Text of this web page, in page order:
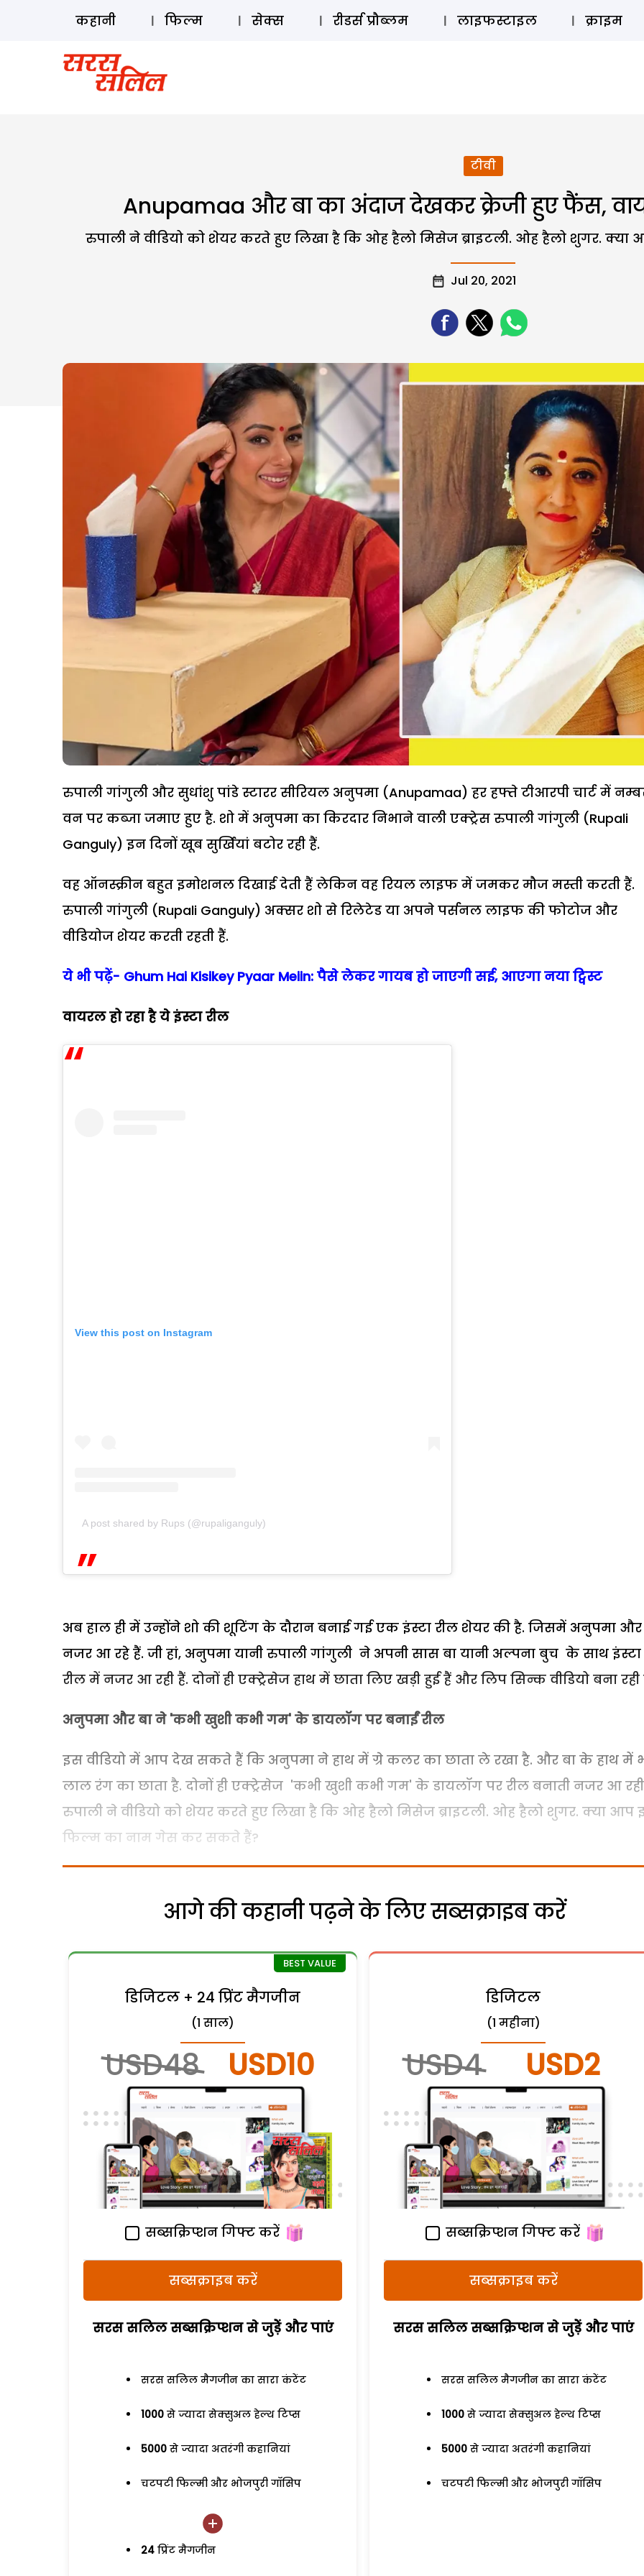
ऑडियो
कहानी फिल्म सेक्स रीडर्स प्रौब्लम लाइफस्टाइल क्राइम
टीवी
Anupamaa और बा का अंदाज देखकर क्रेजी हुए फैंस,
रुपाली ने वीडियो को शेयर करते हुए लिखा है कि ओह हैलो मिसेज ब्राइटली. ओह हैलो शुगर.
Jul 20, 2021
रुपाली गांगुली और सुधांशु पांडे स्टारर सीरियल अनुपमा (Anupamaa) हर हफ्ते टीआरपी चार्ट में
वन पर कब्जा जमाए हुए है. शो में अनुपमा का किरदार निभाने वाली एक्ट्रेस रुपाली गांगुली (Rupali
Ganguly) इन दिनों खूब सुर्खियां बटोर रही हैं.
वह ऑनस्क्रीन बहुत इमोशनल दिखाई देती हैं लेकिन वह रियल लाइफ में जमकर मौज मस्ती करती हैं.
रुपाली गांगुली (Rupali Ganguly) अक्सर शो से रिलेटेड या अपने पर्सनल लाइफ की फोटोज और
वीडियोज शेयर करती रहती हैं.
ये भी पढ़ें- Ghum Hai Kisikey Pyaar Meiin: पैसे लेकर गायब हो जाएगी सई, आएगा नया ट्विस्ट
वायरल हो रहा है ये इंस्टा रील
View this post on Instagram
A post shared by Rups (@rupaliganguly)
अब हाल ही में उन्होंने शो की शूटिंग के दौरान बनाई गई एक इंस्टा रील शेयर की है. जिसमें अनुपमा और
नजर आ रहे हैं. जी हां, अनुपमा यानी रुपाली गांगुली ने अपनी सास बा यानी अल्पना बुच के साथ इंस्टा
रील में नजर आ रही हैं. दोनों ही एक्ट्रेसेज हाथ में छाता लिए खड़ी हुई हैं और लिप सिन्क वीडियो बना रही
अनुपमा और बा ने 'कभी खुशी कभी गम' के डायलॉग पर बनाईं रील
इस वीडियो में आप देख सकते हैं कि अनुपमा ने हाथ में ग्रे कलर का छाता ले रखा है. और बा के हाथ में
लाल रंग का छाता है. दोनों ही एक्ट्रेसेज 'कभी खुशी कभी गम' के डायलॉग पर रील बनाती नजर आ
रुपाली ने वीडियो को शेयर करते हुए लिखा है कि ओह हैलो मिसेज ब्राइटली. ओह हैलो शुगर. क्या आप
फिल्म का नाम गेस कर सकते हैं?
आगे की कहानी पढ़ने के लिए सब्सक्राइब करें
डिजिटल + 24 प्रिंट मैगजीन
(1 साल)
USD48 USD10
सब्सक्रिप्शन गिफ्ट करें
सब्सक्राइब करें
सरस सलिल सब्सक्रिप्शन से जुड़ेें और पाएं
सरस सलिल मैगजीन का सारा कंटेंट
1000 से ज्यादा सेक्सुअल हेल्थ टिप्स
5000 से ज्यादा अतरंगी कहानियां
चटपटी फिल्मी और भोजपुरी गॉसिप
24 प्रिंट मैगजीन
डिजिटल
(1 महीना)
USD4 USD2
सब्सक्रिप्शन गिफ्ट करें
सब्सक्राइब करें
सरस सलिल सब्सक्रिप्शन से जुड़ेें और पाएं
सरस सलिल मैगजीन का सारा कंटेंट
1000 से ज्यादा सेक्सुअल हेल्थ टिप्स
5000 से ज्यादा अतरंगी कहानियां
चटपटी फिल्मी और भोजपुरी गॉसिप